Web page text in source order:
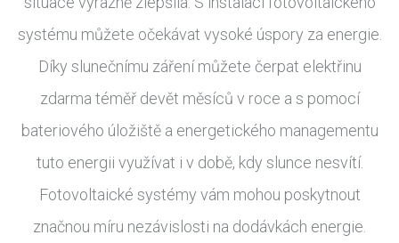
systému můžete očekávat vysoké úspory za energie.
Díky slunečnímu záření můžete čerpat elektřinu
zdarma téměř devět měsíců v roce a s pomocí
bateriového úložiště a energetického managementu
tuto energii využívat i v době, kdy slunce nesvítí.
Fotovoltaické systémy vám mohou poskytnout
značnou míru nezávislosti na dodávkách energie.